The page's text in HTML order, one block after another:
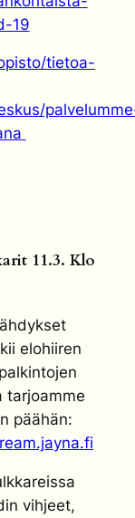
19
tietoa-
11.3. Klo
elohiiren
tarjoamme
päähän:
vihjeet,